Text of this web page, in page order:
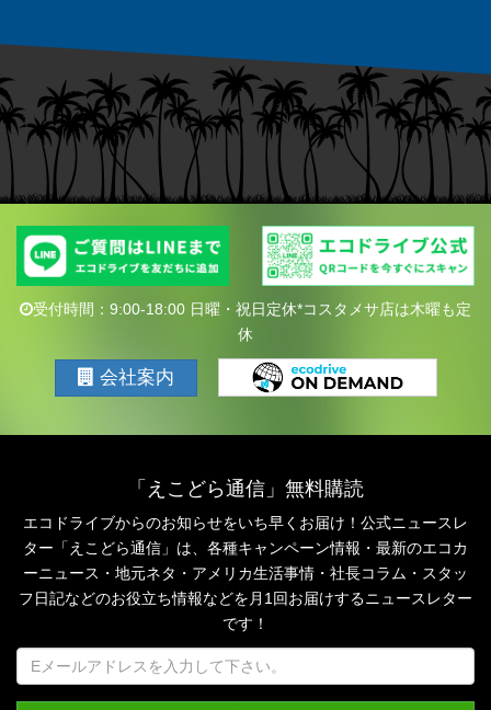
受付時間：9:00-18:00 日曜・祝日定休*コスタメサ店は木曜も定
休
会社案内
「えこどら通信」無料購読
エコドライブからのお知らせをいち早くお届け！公式ニュースレ
ター「えこどら通信」は、 各種キャンペーン情報・最新のエコカ
ーニュース・地元ネタ・アメリカ生活事情・社長コラム・ スタッ
フ日記などのお役立ち情報などを月1回お届けするニュースレター
です！